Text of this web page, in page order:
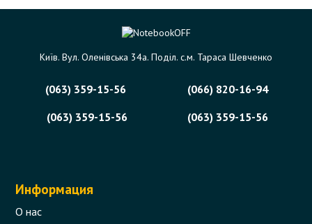
Київ. Вул. Оленівська 34а. Поділ. с.м. Тараса Шевченко
(063) 359-15-56
(066) 820-16-94
(063) 359-15-56
(063) 359-15-56
Информация
О нас